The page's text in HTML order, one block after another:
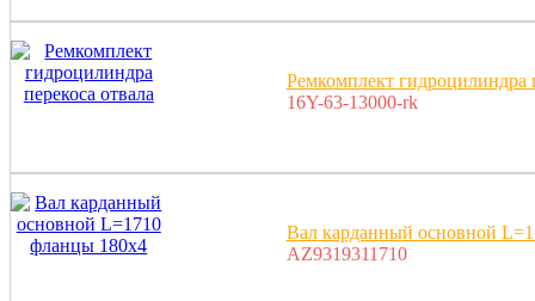
Ремкомплект гидроцилиндра
16Y-63-13000-rk
Вал карданный основной
AZ9319311710